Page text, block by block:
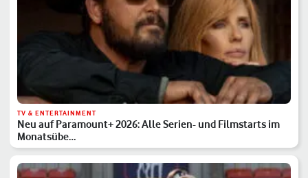
TV & ENTERTAINMENT
Neu auf Paramount+ 2026: Alle Serien- und Filmstarts im
Monatsübe…